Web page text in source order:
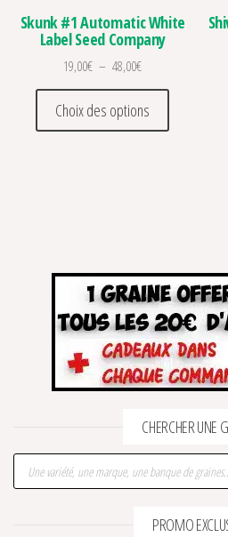
Skunk #1 Automatic White
Label Seed Company
19,00€ – 48,00€Plage de prix :
Choix des options
Ce produit
CHERCHER UNE
Recherche de produits
PROMO